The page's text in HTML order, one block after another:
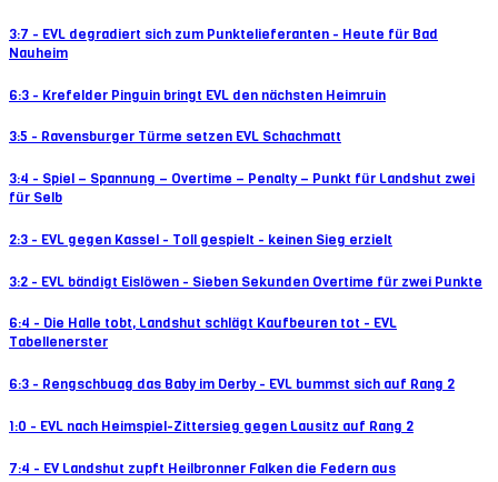
3:7 - EVL degradiert sich zum Punktelieferanten - Heute für Bad
Nauheim
6:3 - Krefelder Pinguin bringt EVL den nächsten Heimruin
3:5 - Ravensburger Türme setzen EVL Schachmatt
3:4 - Spiel – Spannung – Overtime – Penalty – Punkt für Landshut zwei
für Selb
2:3 - EVL gegen Kassel - Toll gespielt - keinen Sieg erzielt
3:2 - EVL bändigt Eislöwen - Sieben Sekunden Overtime für zwei Punkte
6:4 - Die Halle tobt, Landshut schlägt Kaufbeuren tot - EVL
Tabellenerster
6:3 - Rengschbuag das Baby im Derby - EVL bummst sich auf Rang 2
1:0 - EVL nach Heimspiel-Zittersieg gegen Lausitz auf Rang 2
7:4 - EV Landshut zupft Heilbronner Falken die Federn aus